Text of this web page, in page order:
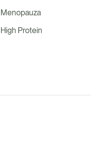
Menopauza
High Protein